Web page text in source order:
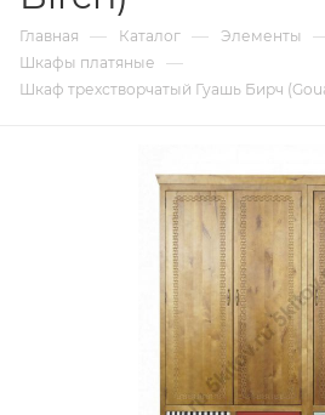
Главная — Каталог — Элементы
Шкафы платяные —
Шкаф трехстворчатый Гуашь Бирч